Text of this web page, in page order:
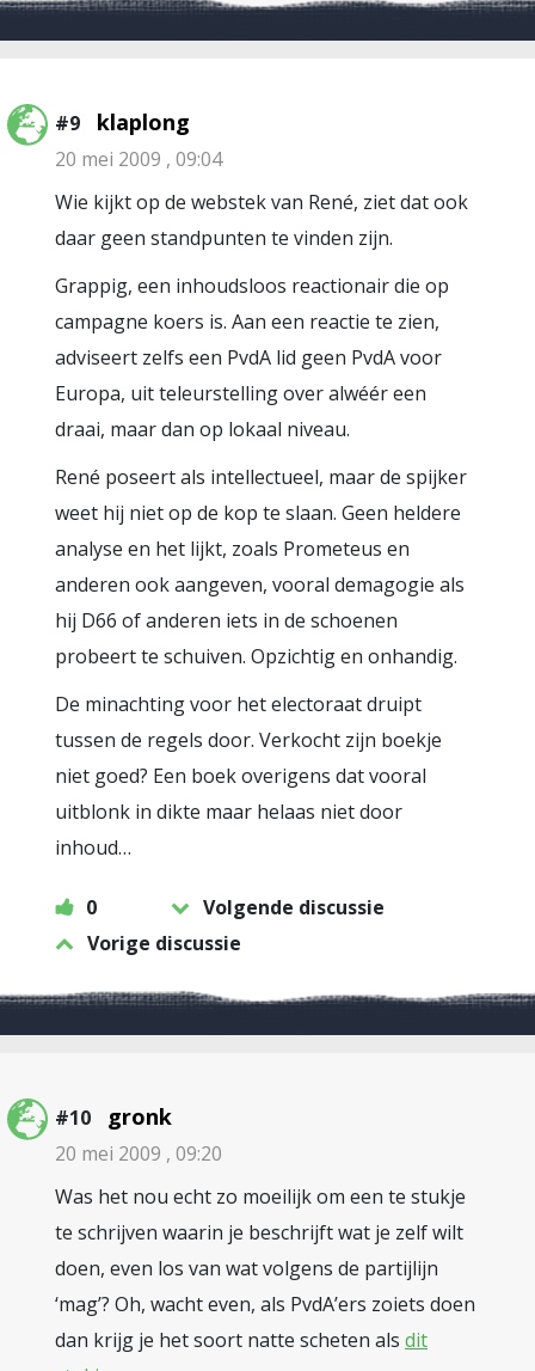
#9 klaplong
20 mei 2009 , 09:04
Wie kijkt op de webstek van René, ziet dat ook
daar geen standpunten te vinden zijn.
Grappig, een inhoudsloos reactionair die op
campagne koers is. Aan een reactie te zien,
adviseert zelfs een PvdA lid geen PvdA voor
Europa, uit teleurstelling over alwéér een
draai, maar dan op lokaal niveau.
René poseert als intellectueel, maar de spijker
weet hij niet op de kop te slaan. Geen heldere
analyse en het lijkt, zoals Prometeus en
anderen ook aangeven, vooral demagogie als
hij D66 of anderen iets in de schoenen
probeert te schuiven. Opzichtig en onhandig.
De minachting voor het electoraat druipt
tussen de regels door. Verkocht zijn boekje
niet goed? Een boek overigens dat vooral
uitblonk in dikte maar helaas niet door
inhoud…
0
Volgende discussie
Vorige discussie
#10 gronk
20 mei 2009 , 09:20
Was het nou echt zo moeilijk om een te stukje
te schrijven waarin je beschrijft wat je zelf wilt
doen, even los van wat volgens de partijlijn
‘mag’? Oh, wacht even, als PvdA’ers zoiets doen
dan krijg je het soort natte scheten als dit